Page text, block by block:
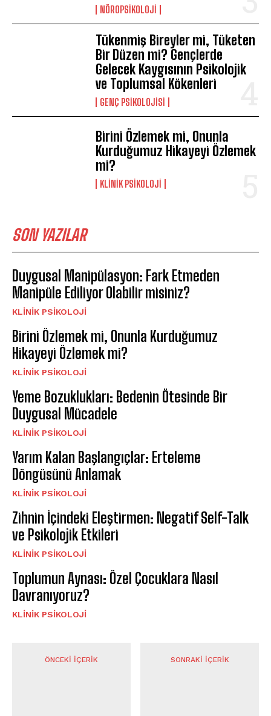
NÖROPSIKOLOJI
Tükenmiş Bireyler mi, Tüketen
Bir Düzen mi? Gençlerde
Gelecek Kaygısının Psikolojik
ve Toplumsal Kökenleri
GENÇ PSIKOLOJISI
Birini Özlemek mi, Onunla
Kurduğumuz Hikayeyi Özlemek
mi?
KLINIK PSIKOLOJI
SON YAZILAR
Duygusal Manipülasyon: Fark Etmeden
Manipüle Ediliyor Olabilir misiniz?
KLINIK PSIKOLOJI
Birini Özlemek mi, Onunla Kurduğumuz
Hikayeyi Özlemek mi?
KLINIK PSIKOLOJI
Yeme Bozuklukları: Bedenin Ötesinde Bir
Duygusal Mücadele
KLINIK PSIKOLOJI
Yarım Kalan Başlangıçlar: Erteleme
Döngüsünü Anlamak
KLINIK PSIKOLOJI
Zihnin İçindeki Eleştirmen: Negatif Self-Talk
ve Psikolojik Etkileri
KLINIK PSIKOLOJI
Toplumun Aynası: Özel Çocuklara Nasıl
Davranıyoruz?
KLINIK PSIKOLOJI
ÖNCEKI İÇERIK SONRAKI İÇERIK